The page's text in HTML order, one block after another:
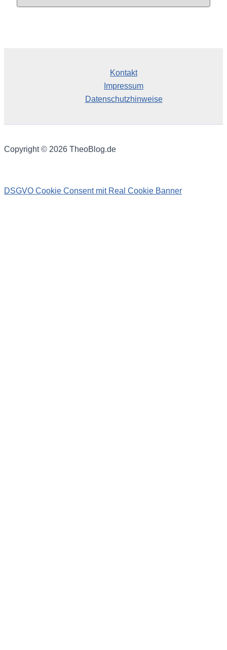
Kontakt
Impressum
Datenschutzhinweise
Copyright © 2026 TheoBlog.de
DSGVO Cookie Consent mit Real Cookie Banner